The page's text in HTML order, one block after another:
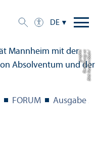
DE
Bil
d:
N
o
r
b
e
r
t
B
a
c
h
/
G
e
s
t
al
t
u
n
g:
u
c
g
r
a
p
hi
c
FORUM Ausgabe 2/